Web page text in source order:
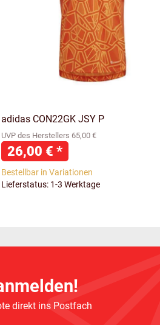
adidas CON22GK JSY P
UVP des Herstellers 65,00 €
26,00 € *
Bestellbar in Variationen
Lieferstatus: 1-3 Werktage
direkt ins Postfach